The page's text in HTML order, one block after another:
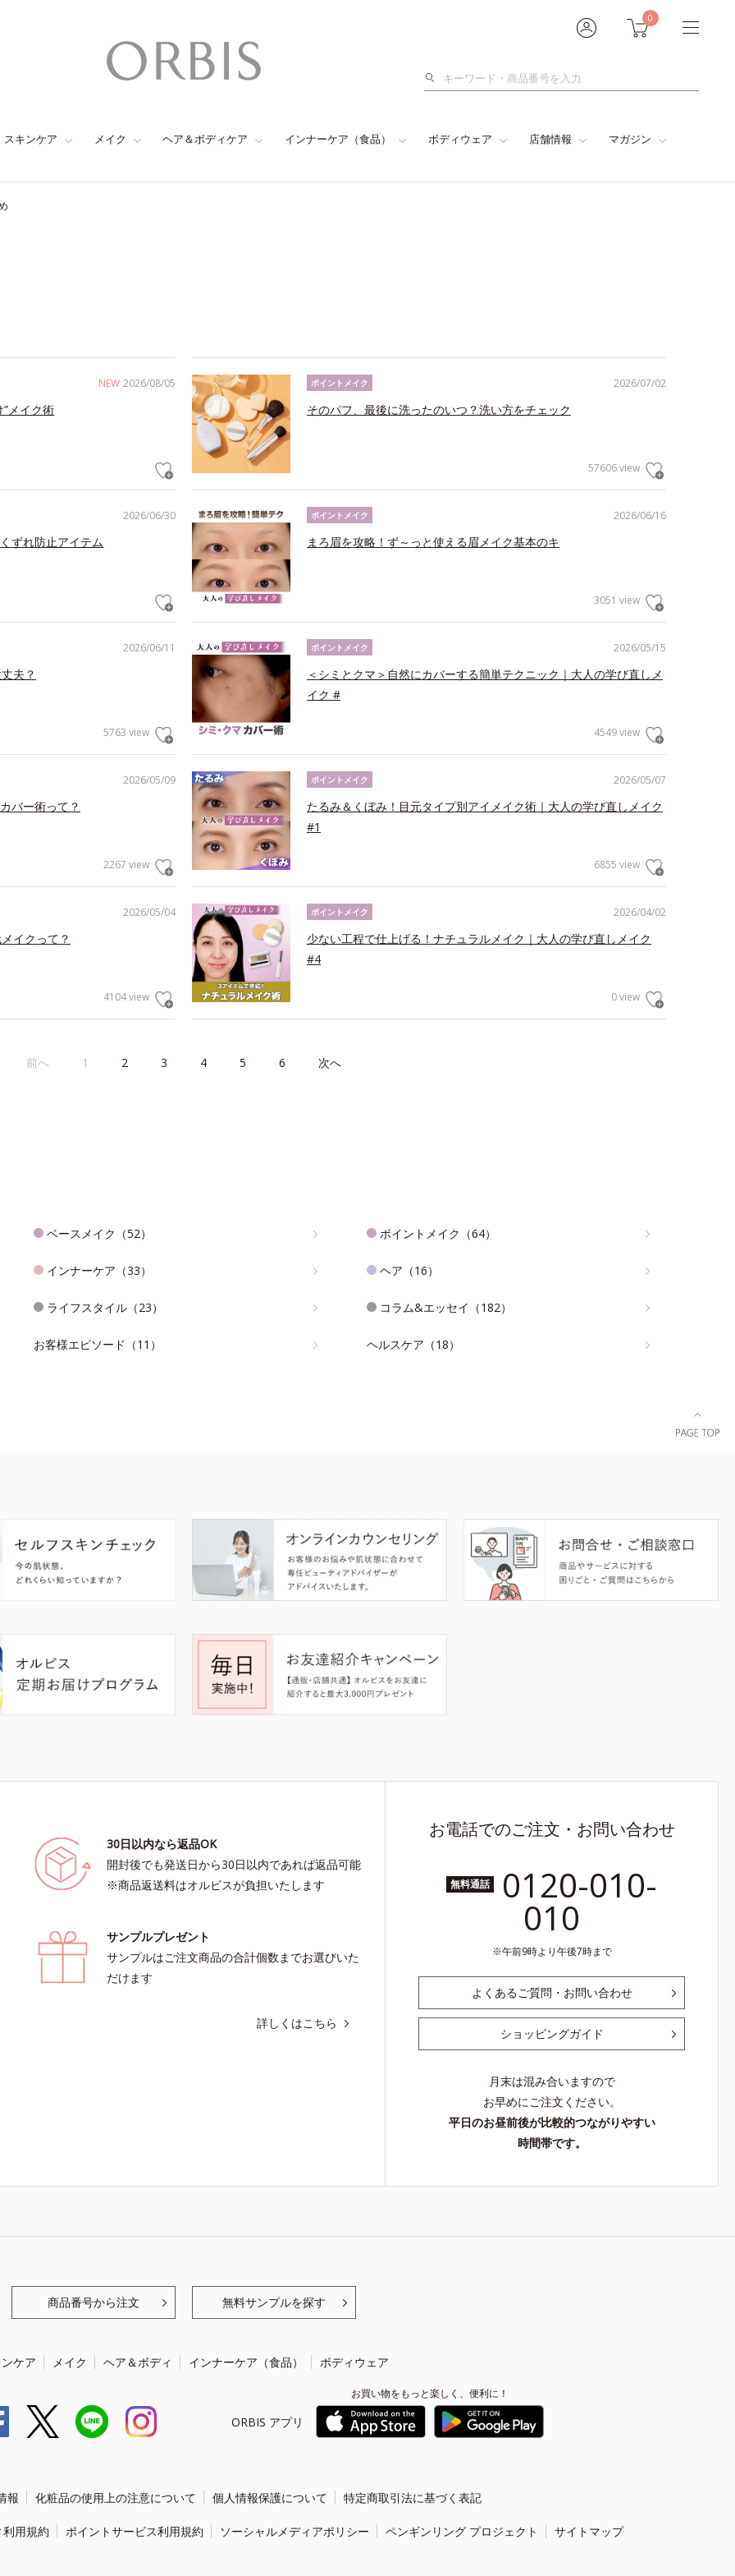
0
検
スキンケア メイク ヘア＆ボディケア インナーケア（食品） ボディウェア 店舗情報 マガジン
NEW 2026/08/05
メイク術
2026/07/02
ポイントメイク
そのパフ、最後に洗ったのいつ？洗い方をチェック
57606 view
2026/06/30
ずれ防止アイテム
2026/06/16
ポイントメイク
まろ眉を攻略！ず～っと使える眉メイク基本のキ
3051 view
2026/06/11
夫？
5763 view
2026/05/15
ポイントメイク
＜シミとクマ＞自然にカバーする簡単テクニック｜大人の学び直しメ
イク #
4549 view
2026/05/09
バー術って？
2267 view
2026/05/07
ポイントメイク
たるみ＆くぼみ！目元タイプ別アイメイク術｜大人の学び直しメイク
#1
6855 view
2026/05/04
イクって？
4104 view
2026/04/02
ポイントメイク
少ない工程で仕上げる！ナチュラルメイク｜大人の学び直しメイク
#4
0 view
前へ 1 2 3 4 5 6 次へ
ベースメイク（52） ポイントメイク（64）
インナーケア（33） ヘア（16）
ライフスタイル（23） コラム&エッセイ（182）
お客様エピソード（11） ヘルスケア（18）
30日以内なら返品OK
開封後でも発送日から30日以内であれば返品可能
※商品返送料はオルビスが負担いたします
サンプルプレゼント
サンプルはご注文商品の合計個数までお選びいた
だけます
詳しくはこちら
お電話でのご注文・お問い合わせ
無料通話 0120-010-
010
午前9時より午後7時まで
よくあるご質問・お問い合わせ
ショッピングガイド
月末は混み合いますので
お早めにご注文ください。
平日のお昼前後が比較的つながりやすい
時間帯です。
商品番号から注文 無料サンプルを探す
ケア メイク ヘア＆ボディ インナーケア（食品） ボディウェア
ORBIS アプリ
お買い物をもっと楽しく、便利に！
報 化粧品の使用上の注意について 個人情報保護について 特定商取引法に基づく表記
用規約 ポイントサービス利用規約 ソーシャルメディアポリシー ペンギンリング プロジェクト サイトマップ